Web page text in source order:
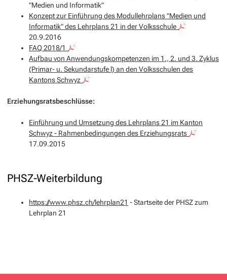
"Medien und Informatik"
Konzept zur Einführung des Modullehrplans "Medien und
Informatik" des Lehrplans 21 in der Volksschule
20.9.2016
FAQ 2018/1
Aufbau von Anwendungskompetenzen im 1., 2. und 3. Zyklus
(Primar- u. Sekundarstufe l) an den Volksschulen des
Kantons Schwyz
Erziehungsratsbeschlüsse:
Einführung und Umsetzung des Lehrplans 21 im Kanton
Schwyz - Rahmenbedingungen des Erziehungsrats
17.09.2015
PHSZ-Weiterbildung
https://www.phsz.ch/lehrplan21 - Startseite der PHSZ zum
Lehrplan 21